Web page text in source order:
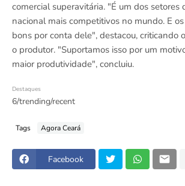
comercial superavitária. "É um dos setores
nacional mais competitivos no mundo. E
bons por conta dele", destacou, criticando
o produtor. "Suportamos isso por um
maior produtividade", concluiu.
Destaques
6/trending/recent
Tags Agora Ceará
Facebook